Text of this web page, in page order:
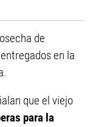
de
en la
que el viejo
para la